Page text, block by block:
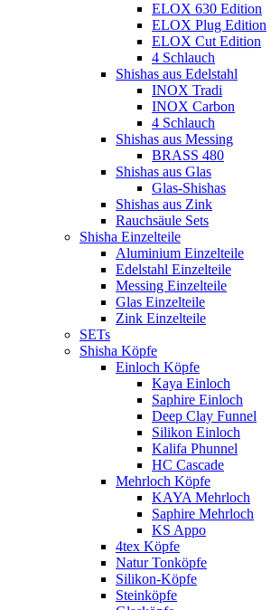
ELOX 630 Edition
ELOX Plug Edition
ELOX Cut Edition
4 Schlauch
Shishas aus Edelstahl
INOX Tradi
INOX Carbon
4 Schlauch
Shishas aus Messing
BRASS 480
Shishas aus Glas
Glas-Shishas
Shishas aus Zink
Rauchsäule Sets
Shisha Einzelteile
Aluminium Einzelteile
Edelstahl Einzelteile
Messing Einzelteile
Glas Einzelteile
Zink Einzelteile
SETs
Shisha Köpfe
Einloch Köpfe
Kaya Einloch
Saphire Einloch
Deep Clay Funnel
Silikon Einloch
Kalifa Phunnel
HC Cascade
Mehrloch Köpfe
KAYA Mehrloch
Saphire Mehrloch
KS Appo
4tex Köpfe
Natur Tonköpfe
Silikon-Köpfe
Steinköpfe